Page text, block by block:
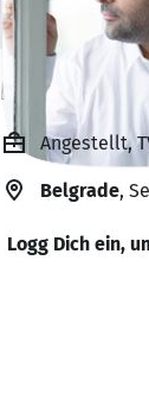
nikola
Angestellt,
Belgrade,
Logg Dich ein,